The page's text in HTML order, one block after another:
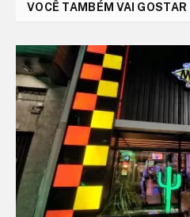
VOCÊ TAMBÉM VAI GOSTAR